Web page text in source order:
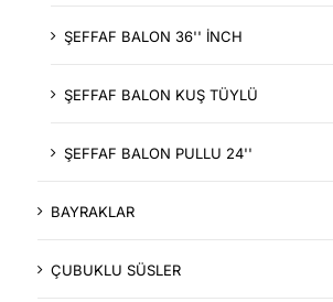
ŞEFFAF BALON 36'' İNCH
ŞEFFAF BALON KUŞ TÜYLÜ
ŞEFFAF BALON PULLU 24''
BAYRAKLAR
ÇUBUKLU SÜSLER